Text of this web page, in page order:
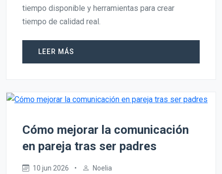
tiempo disponible y herramientas para crear
tiempo de calidad real.
LEER MÁS
Cómo mejorar la comunicación
en pareja tras ser padres
10 jun 2026 • Noelia